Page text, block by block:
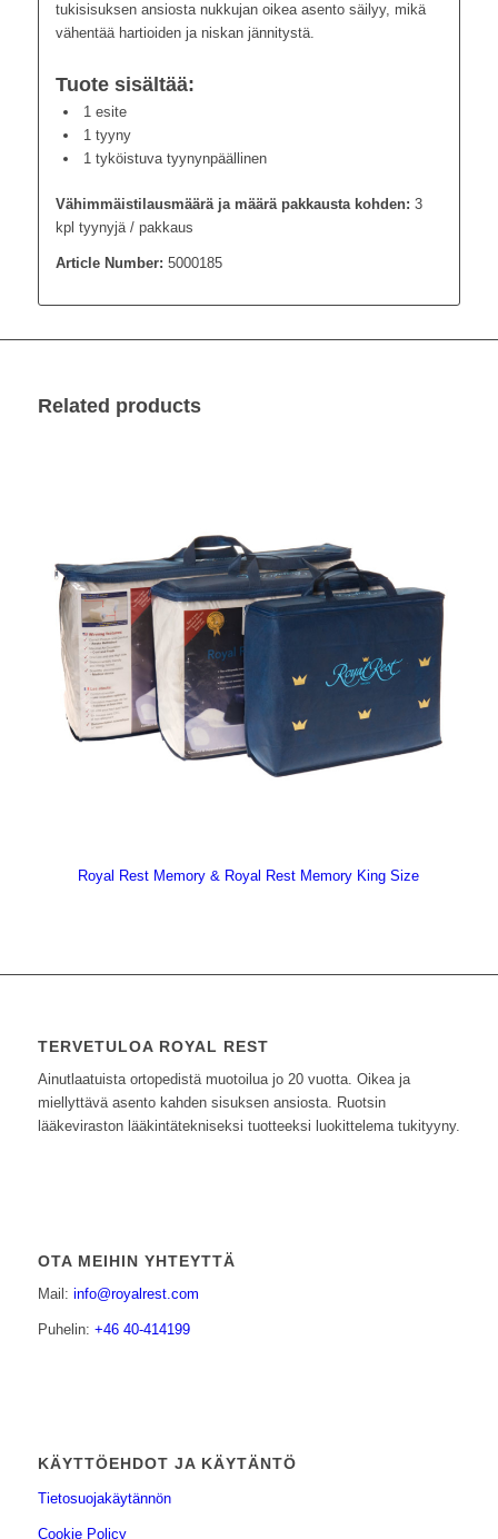
tukisisuksen ansiosta nukkujan oikea asento säilyy, mikä
vähentää hartioiden ja niskan jännitystä.
Tuote sisältää:
1 esite
1 tyyny
1 tyköistuva tyynynpäällinen
Vähimmäistilausmäärä ja määrä pakkausta kohden: 3
kpl tyynyjä / pakkaus
Article Number: 5000185
Related products
Royal Rest Memory & Royal Rest Memory King Size
TERVETULOA ROYAL REST
Ainutlaatuista ortopedistä muotoilua jo 20 vuotta. Oikea ja
miellyttävä asento kahden sisuksen ansiosta. Ruotsin
lääkeviraston lääkintätekniseksi tuotteeksi luokittelema tukityyny.
OTA MEIHIN YHTEYTTÄ
Mail: info@royalrest.com
Puhelin: +46 40-414199
KÄYTTÖEHDOT JA KÄYTÄNTÖ
Tietosuojakäytännön
Cookie Policy